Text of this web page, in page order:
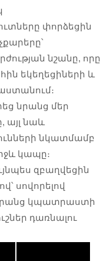
փորձեցին
նշանը, որը
եկեղեցիների և
նրանց մեր
այլ նաև
նկատմամբ
կապը։
զբաղվեցին
սովորելով
կպատրաստի
դառնալու